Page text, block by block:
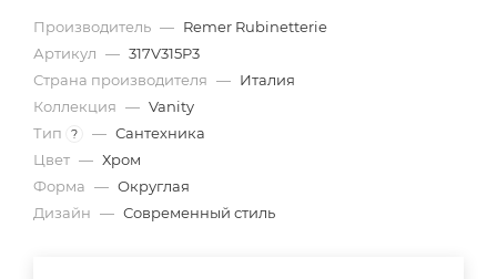
Производитель — Remer Rubinetterie
Артикул — 317V315P3
Страна производителя — Италия
Коллекция — Vanity
Тип
? — Сантехника
Цвет — Хром
Форма — Округлая
Дизайн — Современный стиль